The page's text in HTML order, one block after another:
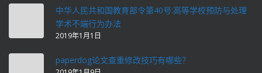
中华人民共和国教育部令第40号:高等学校预防与处理
学术不端行为办法
2019年1月1日
paperdog论文查重修改技巧有哪些？